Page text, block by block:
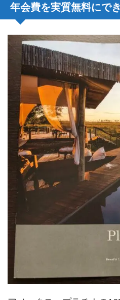
年会費を実質無料にで